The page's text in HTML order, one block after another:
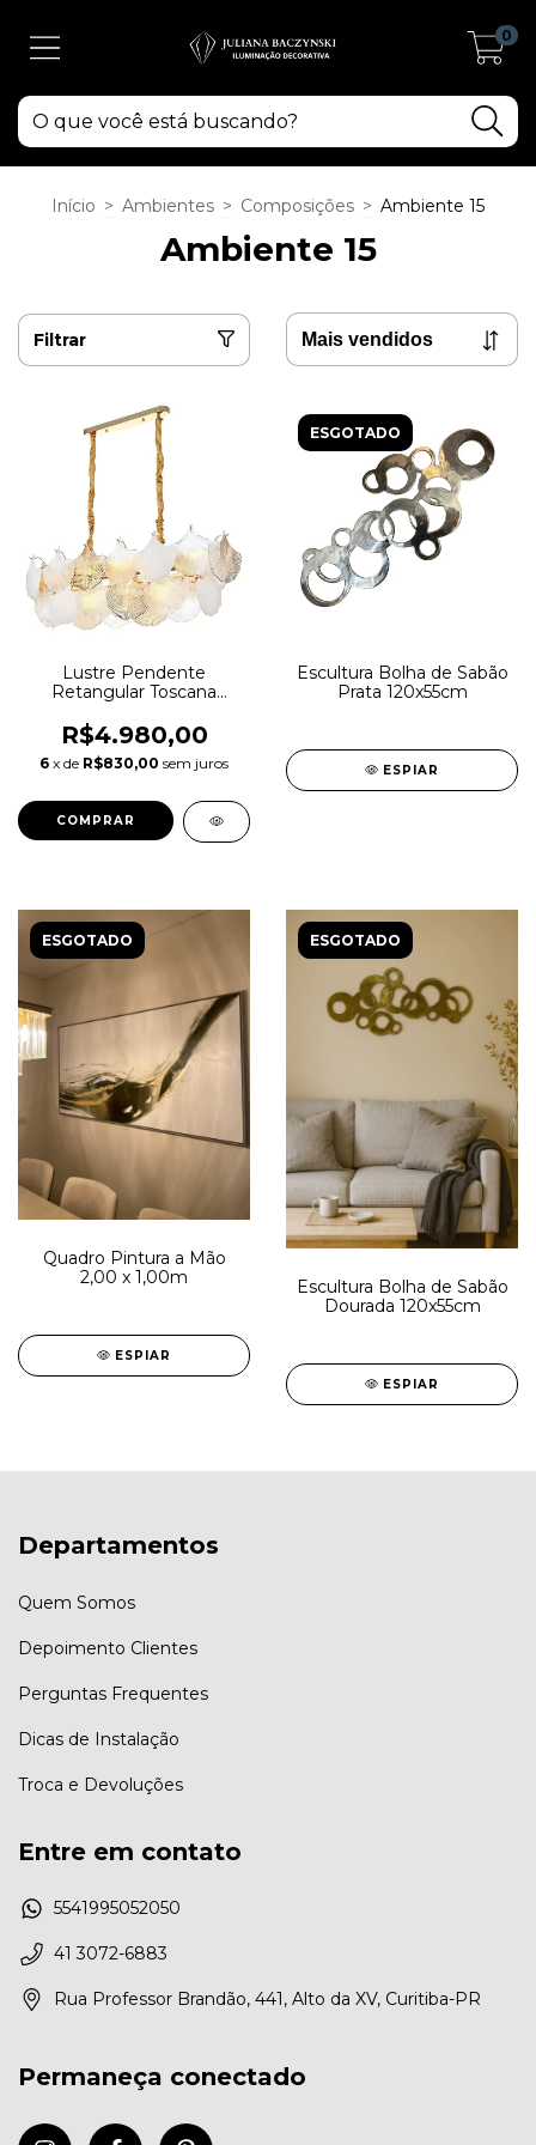
0
Início > Ambientes > Composições > Ambiente 15
Ambiente 15
Filtrar
Lustre Pendente
Retangular Toscana
R$4.980,00
6 x de R$830,00 sem juros
ESGOTADO
Escultura Bolha de Sabão
Prata 120x55cm
ESPIAR
ESGOTADO
Quadro Pintura a Mão
2,00 x 1,00m
ESPIAR
ESGOTADO
Escultura Bolha de Sabão
Dourada 120x55cm
ESPIAR
Departamentos
Quem Somos
Depoimento Clientes
Perguntas Frequentes
Dicas de Instalação
Troca e Devoluções
Entre em contato
5541995052050
41 3072-6883
Rua Professor Brandão, 441, Alto da XV, Curitiba-PR
Permaneça conectado